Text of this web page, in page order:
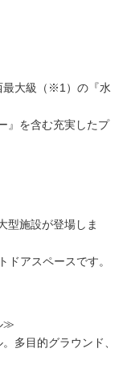
最大級（※1）の『水
』を含む充実したプ
型施設が登場しま
アスペースです。
≫
多目的グラウンド、